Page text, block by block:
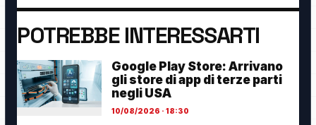
POTREBBE INTERESSARTI
Google Play Store: Arrivano
gli store di app di terze parti
negli USA
10/08/2026 · 18:30